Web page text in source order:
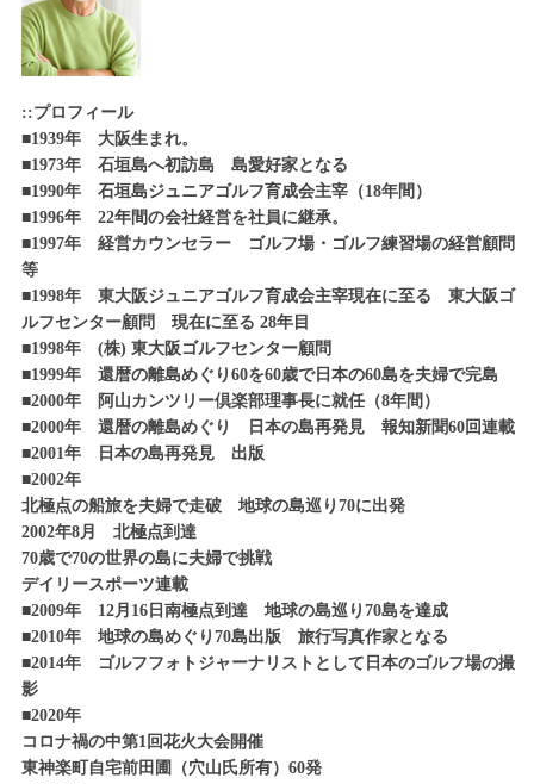
::プロフィール
■1939年 大阪生まれ。
■1973年 石垣島へ初訪島 島愛好家となる
■1990年 石垣島ジュニアゴルフ育成会主宰（18年間）
■1996年 22年間の会社経営を社員に継承。
■1997年 経営カウンセラー ゴルフ場・ゴルフ練習場の経営顧問
等
■1998年 東大阪ジュニアゴルフ育成会主宰現在に至る 東大阪ゴ
ルフセンター顧問 現在に至る 28年目
■1998年 (株) 東大阪ゴルフセンター顧問
■1999年 還暦の離島めぐり60を60歳で日本の60島を夫婦で完島
■2000年 阿山カンツリー倶楽部理事長に就任（8年間）
■2000年 還暦の離島めぐり 日本の島再発見 報知新聞60回連載
■2001年 日本の島再発見 出版
■2002年
北極点の船旅を夫婦で走破 地球の島巡り70に出発
2002年8月 北極点到達
70歳で70の世界の島に夫婦で挑戦
デイリースポーツ連載
■2009年 12月16日南極点到達 地球の島巡り70島を達成
■2010年 地球の島めぐり70島出版 旅行写真作家となる
■2014年 ゴルフフォトジャーナリストとして日本のゴルフ場の撮
影
■2020年
コロナ禍の中第1回花火大会開催
東神楽町自宅前田圃（穴山氏所有）60発